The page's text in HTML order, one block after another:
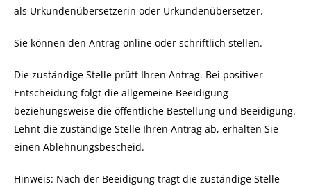
als Urkundenübersetzerin oder Urkundenübersetzer.
Sie können den Antrag online oder schriftlich stellen.
Die zuständige Stelle prüft Ihren Antrag. Bei positiver
Entscheidung folgt die allgemeine Beeidigung
beziehungsweise die öffentliche Bestellung und Beeidigung.
Lehnt die zuständige Stelle Ihren Antrag ab, erhalten Sie
einen Ablehnungsbescheid.
Hinweis: Nach der Beeidigung trägt die zuständige Stelle